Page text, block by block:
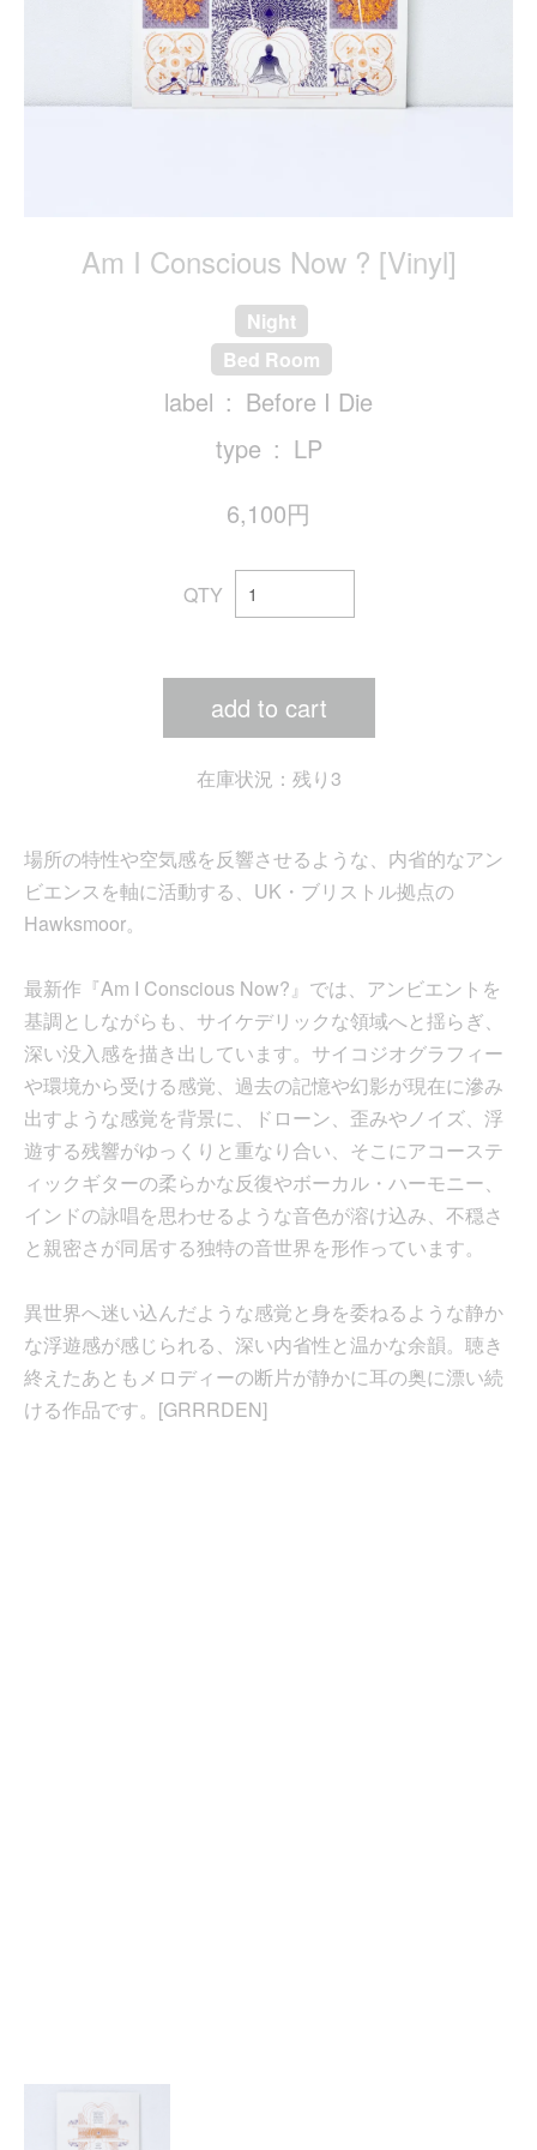
Am I Conscious Now ? [Vinyl]
Night
Bed Room
label
Before I Die
type
LP
6,100円
QTY
add to cart
在庫状況：残り3
場所の特性や空気感を反響させるような、内省的なアン
ビエンスを軸に活動する、UK・ブリストル拠点の
Hawksmoor。
最新作『Am I Conscious Now?』では、アンビエントを
基調としながらも、サイケデリックな領域へと揺らぎ、
深い没入感を描き出しています。サイコジオグラフィー
や環境から受ける感覚、過去の記憶や幻影が現在に滲み
出すような感覚を背景に、ドローン、歪みやノイズ、浮
遊する残響がゆっくりと重なり合い、そこにアコーステ
ィックギターの柔らかな反復やボーカル・ハーモニー、
インドの詠唱を思わせるような音色が溶け込み、不穏さ
と親密さが同居する独特の音世界を形作っています。
異世界へ迷い込んだような感覚と身を委ねるような静か
な浮遊感が感じられる、深い内省性と温かな余韻。聴き
終えたあともメロディーの断片が静かに耳の奥に漂い続
ける作品です。[GRRRDEN]